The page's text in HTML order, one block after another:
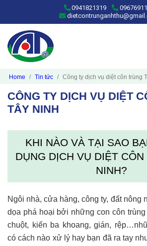
0941821319
Home Tin tức Công ty dịch vụ diệt côn trùng
CÔNG TY DỊCH VỤ DIỆT
TÂY NINH
KHI NÀO VÀ TẠI SAO
DỤNG DỊCH VỤ DIỆT
NINH?
Ngôi nhà, cửa hàng, công ty, đất
dọa phá hoại bởi những con côn trùng
chuột, kiến ba khoang, gián,
có cách nào xử lý hay bạn đã ra tay